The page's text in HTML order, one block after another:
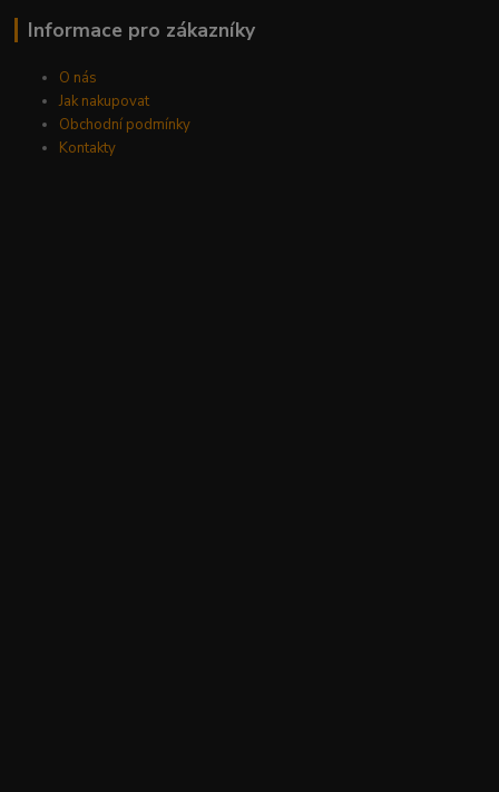
Informace pro zákazníky
O nás
Jak nakupovat
Obchodní podmínky
Kontakty